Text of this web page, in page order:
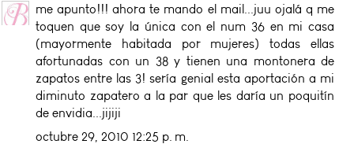
me apunto!!! ahora te mando el mail...juu ojalá q me
toquen que soy la única con el num 36 en mi casa
(mayormente habitada por mujeres) todas ellas
afortunadas con un 38 y tienen una montonera de
zapatos entre las 3! sería genial esta aportación a mi
diminuto zapatero a la par que les daría un poquitín
de envidia...jijiji
octubre 29, 2010 12:25 p. m.